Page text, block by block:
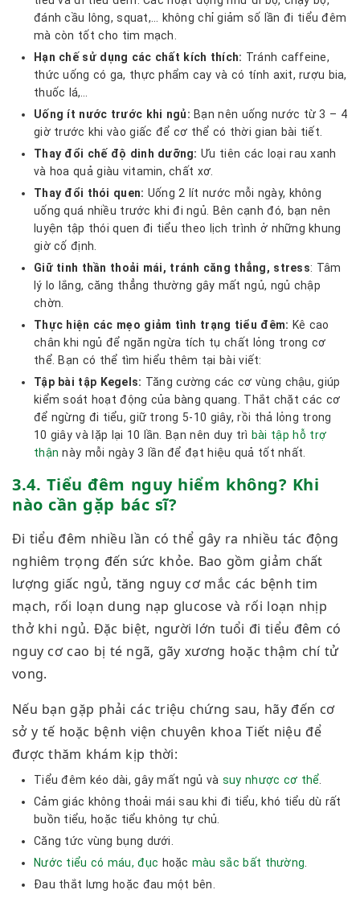
đánh cầu lông, squat,… không chỉ giảm số lần đi tiểu đêm
mà còn tốt cho tim mạch.
Hạn chế sử dụng các chất kích thích: Tránh caffeine,
thức uống có ga, thực phẩm cay và có tính axit, rượu bia,
thuốc lá,…
Uống ít nước trước khi ngủ: Bạn nên uống nước từ 3 – 4
giờ trước khi vào giấc để cơ thể có thời gian bài tiết.
Thay đổi chế độ dinh dưỡng:Ưu tiên các loại rau xanh
và hoa quả giàu vitamin, chất xơ.
Thay đổi thói quen: Uống 2 lít nước mỗi ngày, không
uống quá nhiều trước khi đi ngủ. Bên cạnh đó, bạn nên
luyện tập thói quen đi tiểu theo lịch trình ở những khung
giờ cố định.
Giữ tinh thần thoải mái, tránh căng thẳng, stress: Tâm
lý lo lắng, căng thẳng thường gây mất ngủ, ngủ chập
chờn.
Thực hiện các mẹo giảm tình trạng tiểu đêm: Kê cao
chân khi ngủ để ngăn ngừa tích tụ chất lỏng trong cơ
thể. Bạn có thể tìm hiểu thêm tại bài viết:
Tập bài tập Kegels: Tăng cường các cơ vùng chậu, giúp
kiểm soát hoạt động của bàng quang. Thắt chặt các cơ
để ngừng đi tiểu, giữ trong 5-10 giây, rồi thả lỏng trong
10 giây và lặp lại 10 lần. Bạn nên duy trì bài tập hỗ trợ
thận này mỗi ngày 3 lần để đạt hiệu quả tốt nhất.
3.4. Tiểu đêm nguy hiểm không? Khi
nào cần gặp bác sĩ?
Đi tiểu đêm nhiều lần có thể gây ra nhiều tác động
nghiêm trọng đến sức khỏe. Bao gồm giảm chất
lượng giấc ngủ, tăng nguy cơ mắc các bệnh tim
mạch, rối loạn dung nạp glucose và rối loạn nhịp
thở khi ngủ. Đặc biệt, người lớn tuổi đi tiểu đêm có
nguy cơ cao bị té ngã, gãy xương hoặc thậm chí tử
vong.
Nếu bạn gặp phải các triệu chứng sau, hãy đến cơ
sở y tế hoặc bệnh viện chuyên khoa Tiết niệu để
được thăm khám kịp thời:
Tiểu đêm kéo dài, gây mất ngủ và suy nhược cơ thể
Cảm giác không thoải mái sau khi đi tiểu, khó tiểu dù rất
buồn tiểu, hoặc tiểu không tự chủ.
Căng tức vùng bụng dưới.
Nước tiểu có máu, đục hoặc màu sắc bất thường
Đau thắt lưng hoặc đau một bên.